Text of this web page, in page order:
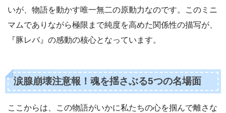
いが、物語を動かす唯一無二の原動力なのです。このミニ
マムでありながら極限まで純度を高めた関係性の描写が、
『豚レバ』の感動の核心となっています。
涙腺崩壊注意報！魂を揺さぶる5つの名場面
ここからは、この物語がいかに私たちの心を掴んで離さな